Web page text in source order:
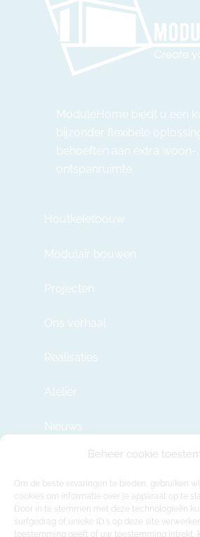
Beheer cookie
Om de beste ervaringen te bieden, gebruiken
cookies om informatie over je apparaat op te
Door in te stemmen met deze technologieën
surfgedrag of unieke ID's op deze site
toestemming geeft of uw toestemming intrekt,
ModuleHome biedt u een
bijzonder flexibele
behoeften aan extra woon-
ontspanruimte.
Houtkeletbouw
Modulair bouwen
Projecten
Ons verhaal
Realisaties
Atelier
Nieuws
info@modulehome.be